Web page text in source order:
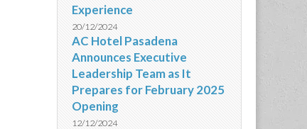
Experience
20/12/2024
AC Hotel Pasadena
Announces Executive
Leadership Team as It
Prepares for February 2025
Opening
12/12/2024